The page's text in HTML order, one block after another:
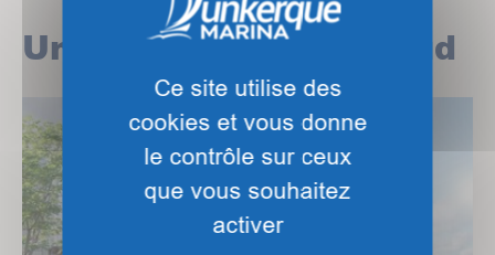
Un quai animé plein sud
Show larger version
Ce site utilise des
cookies et vous donne
le contrôle sur ceux
que vous souhaitez
activer